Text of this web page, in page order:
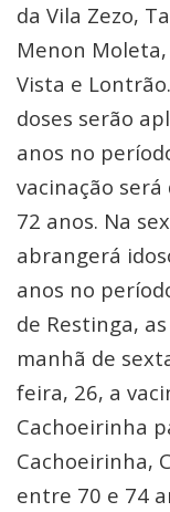
da Vila Zezo,
Menon
Vista e
doses serão
anos no
vacinação
72 anos. Na
abrangerá
anos no
de Restinga,
manhã de
feira, 26, a
Cachoeirinha
Cachoeirinha,
entre 70 e 74